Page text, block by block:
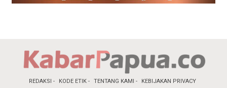
REDAKSI KODE ETIK TENTANG KAMI KEBIJAKAN PRIVACY